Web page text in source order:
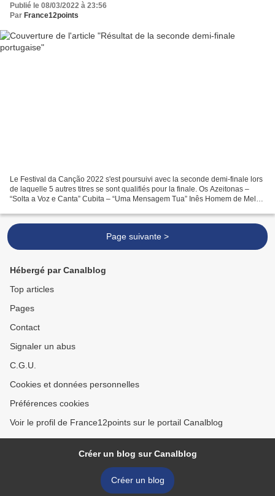
Publié le 08/03/2022 à 23:56
Par France12points
Le Festival da Canção 2022 s'est poursuivi avec la seconde demi-finale lors
de laquelle 5 autres titres se sont qualifiés pour la finale. Os Azeitonas –
“Solta a Voz e Canta” Cubita – “Uma Mensagem Tua” Inês Homem de Melo
Page suivante >
Hébergé par Canalblog
Top articles
Pages
Contact
Signaler un abus
C.G.U.
Cookies et données personnelles
Préférences cookies
Voir le profil de France12points sur le portail Canalblog
Créer un blog sur Canalblog
Créer un blog